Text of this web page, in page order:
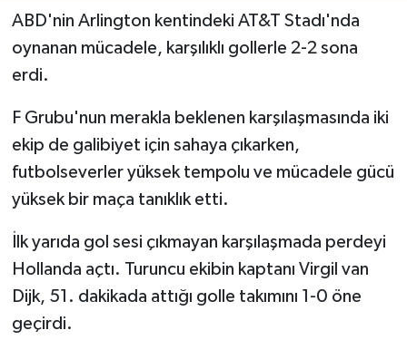
ABD'nin Arlington kentindeki AT&T Stadı'nda
oynanan mücadele, karşılıklı gollerle 2-2 sona
erdi.
F Grubu'nun merakla beklenen karşılaşmasında iki
ekip de galibiyet için sahaya çıkarken,
futbolseverler yüksek tempolu ve mücadele gücü
yüksek bir maça tanıklık etti.
İlk yarıda gol sesi çıkmayan karşılaşmada perdeyi
Hollanda açtı. Turuncu ekibin kaptanı Virgil van
Dijk, 51. dakikada attığı golle takımını 1-0 öne
geçirdi.